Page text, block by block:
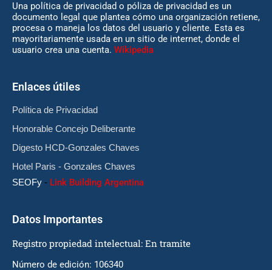
Una política de privacidad o póliza de privacidad es un
documento legal que plantea cómo una organización retiene,
procesa o maneja los datos del usuario y cliente. Esta es
mayoritariamente usada en un sitio de internet, donde el
usuario crea una cuenta. Wikipedia
Enlaces útiles
Política de Privacidad
Honorable Concejo Deliberante
Digesto HCD-Gonzales Chaves
Hotel Paris - Gonzales Chaves
SEOFy - Link Building Argentina
Datos Importantes
Registro propiedad intelectual: En tramite
Número de edición: 106340